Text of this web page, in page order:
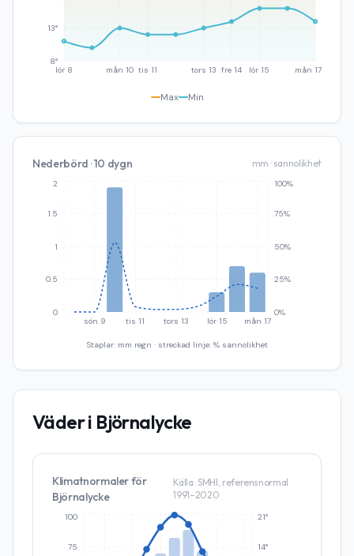
lör 8 mån 10 tis 11 tors 13 fre 14 lör 15 mån 17
8°
13°
Max Min
Nederbörd · 10 dygn mm · sannolikhet
sön 9 tis 11 tors 13 lör 15 mån 17
0
0.5
1
1.5
2
0%
25%
50%
75%
100%
Staplar: mm regn · streckad linje: % sannolikhet
Väder i Björnalycke
Klimatnormaler för
Björnalycke
Källa: SMHI, referensnormal
1991–2020
75
100
14°
21°